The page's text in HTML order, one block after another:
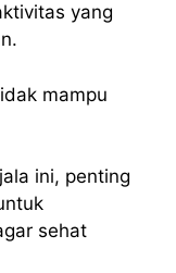
yang
mampu
ini, penting
sehat